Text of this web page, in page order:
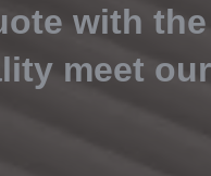
with the
meet our